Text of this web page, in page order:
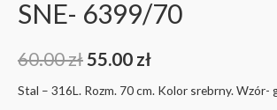
SNE- 6399/70
60.00zł 55.00 zł
Stal – 316L. Rozm. 70 cm. Kolor srebrny. Wzór-